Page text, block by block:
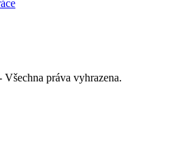
práva vyhrazena.